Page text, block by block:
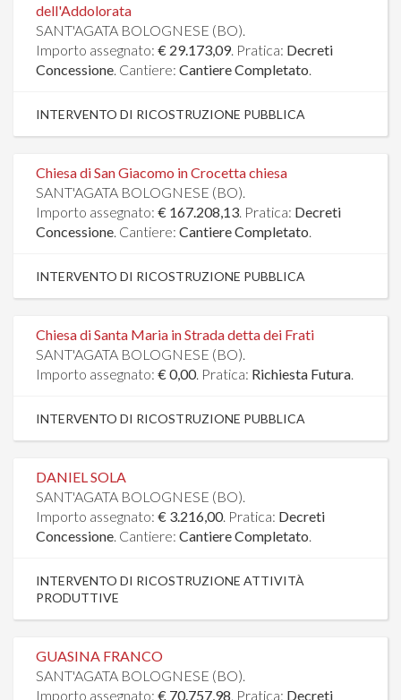
dell'Addolorata
SANT'AGATA BOLOGNESE (BO).
Importo assegnato: € 29.173,09. Pratica: Decreti
Concessione. Cantiere: Cantiere Completato.
INTERVENTO DI RICOSTRUZIONE PUBBLICA
Chiesa di San Giacomo in Crocetta chiesa
SANT'AGATA BOLOGNESE (BO).
Importo assegnato: € 167.208,13. Pratica: Decreti
Concessione. Cantiere: Cantiere Completato.
INTERVENTO DI RICOSTRUZIONE PUBBLICA
Chiesa di Santa Maria in Strada detta dei Frati
SANT'AGATA BOLOGNESE (BO).
Importo assegnato: € 0,00. Pratica: Richiesta Futura.
INTERVENTO DI RICOSTRUZIONE PUBBLICA
DANIEL SOLA
SANT'AGATA BOLOGNESE (BO).
Importo assegnato: € 3.216,00. Pratica: Decreti
Concessione. Cantiere: Cantiere Completato.
INTERVENTO DI RICOSTRUZIONE ATTIVITÀ
PRODUTTIVE
GUASINA FRANCO
SANT'AGATA BOLOGNESE (BO).
Importo assegnato: € 70.757,98. Pratica: Decreti